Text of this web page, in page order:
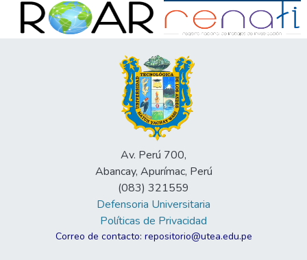
Av. Perú 700,
Abancay, Apurímac, Perú
(083) 321559
Defensoria Universitaria
Políticas de Privacidad
Correo de contacto: repositorio@utea.edu.pe